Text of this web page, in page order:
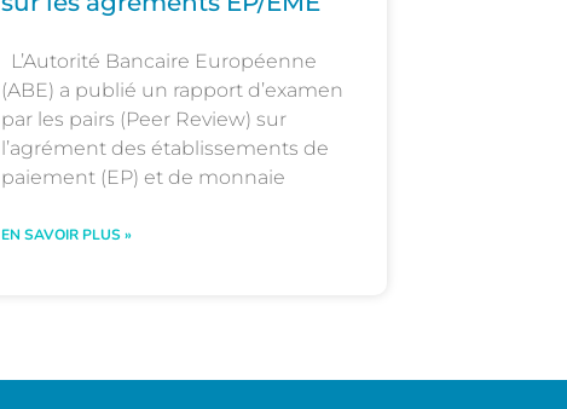
L’Autorité Bancaire Européenne
(ABE) a publié un rapport d’examen
par les pairs (Peer Review) sur
l’agrément des établissements de
paiement (EP) et de monnaie
EN SAVOIR PLUS »